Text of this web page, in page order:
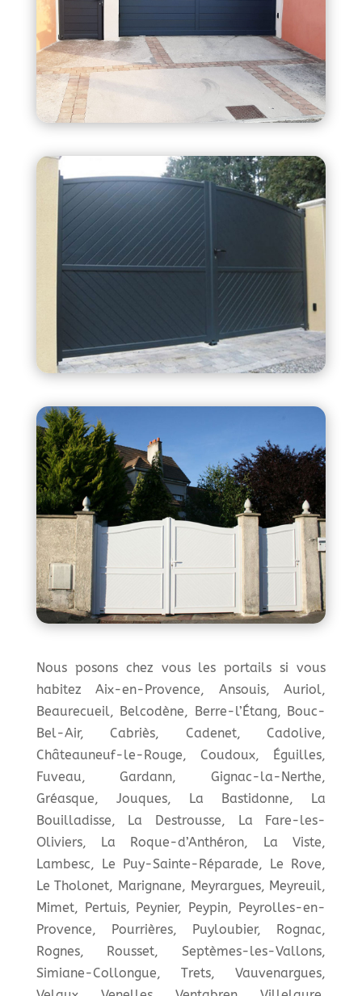
Nous posons chez vous les portails si vous
habitez Aix-en-Provence, Ansouis, Auriol,
Beaurecueil, Belcodène, Berre-l’Étang, Bouc-
Bel-Air, Cabriès, Cadenet, Cadolive,
Châteauneuf-le-Rouge, Coudoux, Éguilles,
Fuveau, Gardann, Gignac-la-Nerthe,
Gréasque, Jouques, La Bastidonne, La
Bouilladisse, La Destrousse, La Fare-les-
Oliviers, La Roque-d’Anthéron, La Viste,
Lambesc, Le Puy-Sainte-Réparade, Le Rove,
Le Tholonet, Marignane, Meyrargues, Meyreuil,
Mimet, Pertuis, Peynier, Peypin, Peyrolles-en-
Provence, Pourrières, Puyloubier, Rognac,
Rognes, Rousset, Septèmes-les-Vallons,
Simiane-Collongue, Trets, Vauvenargues,